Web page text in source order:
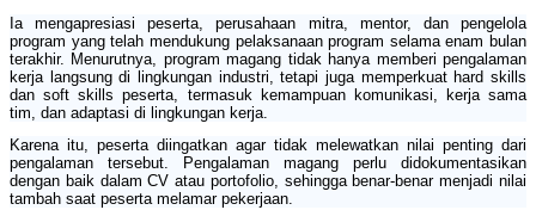
Ia mengapresiasi peserta, perusahaan mitra, mentor, dan pengelola
program yang telah mendukung pelaksanaan program selama enam bulan
terakhir. Menurutnya, program magang tidak hanya memberi pengalaman
kerja langsung di lingkungan industri, tetapi juga memperkuat hard skills
dan soft skills peserta, termasuk kemampuan komunikasi, kerja sama
tim, dan adaptasi di lingkungan kerja.
Karena itu, peserta diingatkan agar tidak melewatkan nilai penting dari
pengalaman tersebut. Pengalaman magang perlu didokumentasikan
dengan baik dalam CV atau portofolio, sehingga benar-benar menjadi nilai
tambah saat peserta melamar pekerjaan.